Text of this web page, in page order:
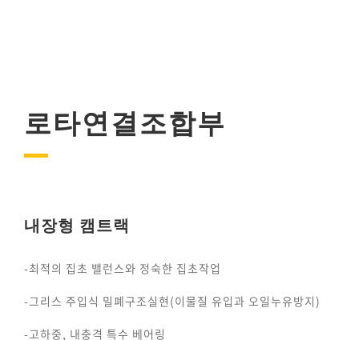
로타연결조합부
내장형 캠트랙
-최적의 집초 밸런스와 정숙한 집초작업
-그리스 주입식 밀폐구조실현(이물질 유입과 오일누유방지)
-고하중, 내충격 특수 베어링